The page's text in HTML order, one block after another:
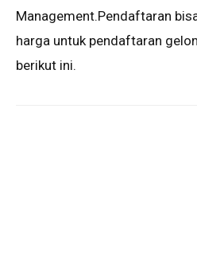
Management.Pendaftaran
harga untuk pendaftaran
berikut ini.